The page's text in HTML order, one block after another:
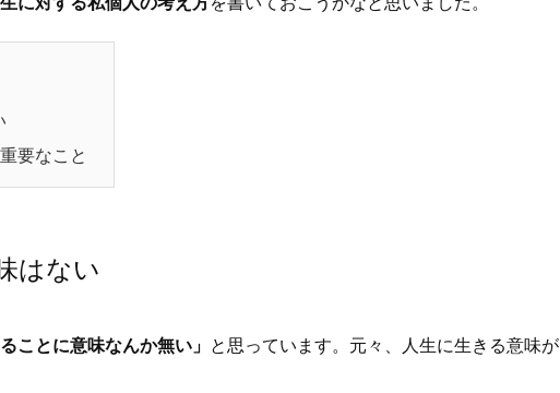
要なこと
はない
ることに意味なんか無い」 と思っています。元々、人生に生きる意味が